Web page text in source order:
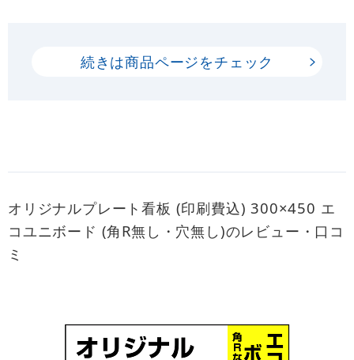
続きは商品ページをチェック
オリジナルプレート看板 (印刷費込) 300×450 エ
コユニボード (角R無し・穴無し)のレビュー・口コ
ミ